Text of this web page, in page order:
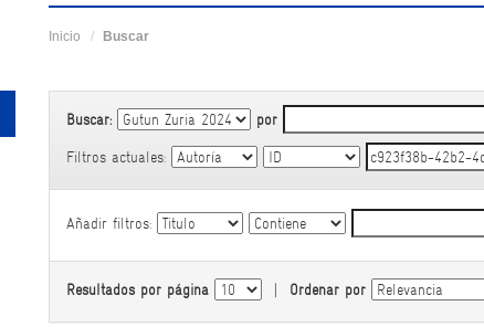
Inicio Buscar
Buscar: por
Filtros actuales:
Añadir filtros:
Resultados por página | Ordenar por